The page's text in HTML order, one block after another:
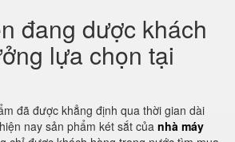
đang dược khách
lựa chọn tại
đã được khẳng định qua thời gian dài
nay sản phẩm két sắt của nhà máy